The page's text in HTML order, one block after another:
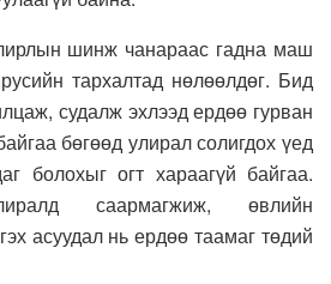
шинж чанараас гадна маш
тархалтад нөлөөлдөг. Бид
судалж эхлээд ердөө гурван
бөгөөд улирал солигдох үед
болохыг огт хараагүй байгаа.
саармагжиж, өвлийн
асуудал нь ердөө таамаг төдий